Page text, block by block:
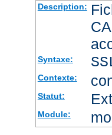
Description:
Syntaxe:
Contexte:
Statut:
Module: